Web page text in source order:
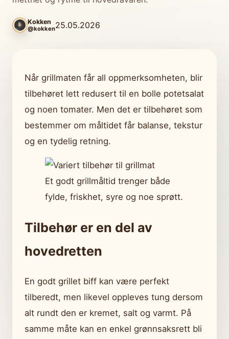
Kokken
@kokken25.05.2026
Når grillmaten får all oppmerksomheten, blir
tilbehøret lett redusert til en bolle potetsalat
og noen tomater. Men det er tilbehøret som
bestemmer om måltidet får balanse, tekstur
og en tydelig retning.
Et godt grillmåltid trenger både
fylde, friskhet, syre og noe sprøtt.
Tilbehør er en del av
hovedretten
En godt grillet biff kan være perfekt
tilberedt, men likevel oppleves tung dersom
alt rundt den er kremet, salt og varmt. På
samme måte kan en enkel grønnsaksrett bli